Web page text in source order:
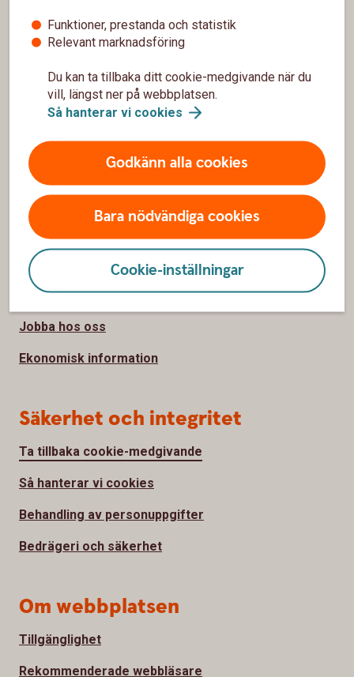
Funktioner, prestanda och statistik
Relevant marknadsföring
Du kan ta tillbaka ditt cookie-medgivande när du
vill, längst ner på webbplatsen.
Så hanterar vi cookies
Godkänn alla cookies
Bara nödvändiga cookies
Cookie-inställningar
Spärrhjälp
Hitta bankkontoret
Bli kund
Priser, räntor och kurser
Om oss
Om Mjöbäcks Sparbank
Hållbarhet
Trivselbygden
Jobba hos oss
Ekonomisk information
Säkerhet och integritet
Ta tillbaka cookie-medgivande
Så hanterar vi cookies
Behandling av personuppgifter
Bedrägeri och säkerhet
Om webbplatsen
Tillgänglighet
Rekommenderade webbläsare